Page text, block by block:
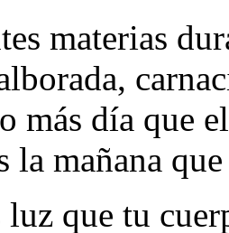
materias
más día que
la mañana
que tu